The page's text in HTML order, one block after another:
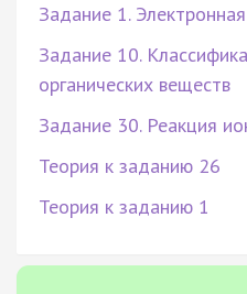
Задание 1.
Задание 10.
органических веществ
Задание 30. Реакция
Теория к заданию 26
Теория к заданию 1